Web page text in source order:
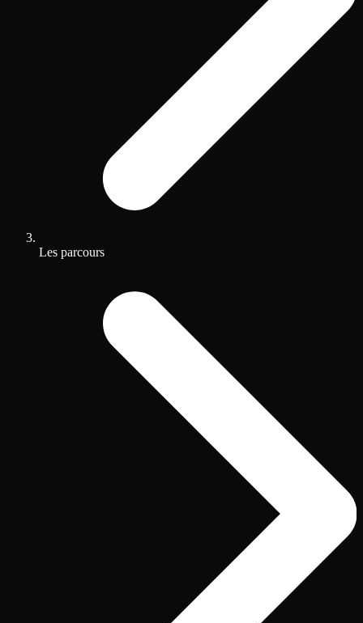
Les parcours